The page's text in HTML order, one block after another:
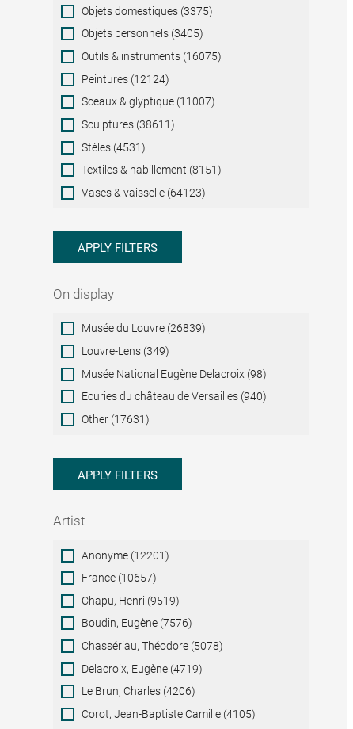
Objets domestiques (3375)
Objets personnels (3405)
Outils & instruments (16075)
Peintures (12124)
Sceaux & glyptique (11007)
Sculptures (38611)
Stèles (4531)
Textiles & habillement (8151)
Vases & vaisselle (64123)
APPLY FILTERS
On display
On
display
Musée du Louvre (26839)
Louvre-Lens (349)
Musée National Eugène Delacroix (98)
Ecuries du château de Versailles (940)
Other (17631)
APPLY FILTERS
Artist
ArtistAnonyme (12201)
France (10657)
Chapu, Henri (9519)
Boudin, Eugène (7576)
Chassériau, Théodore (5078)
Delacroix, Eugène (4719)
Le Brun, Charles (4206)
Corot, Jean-Baptiste Camille (4105)